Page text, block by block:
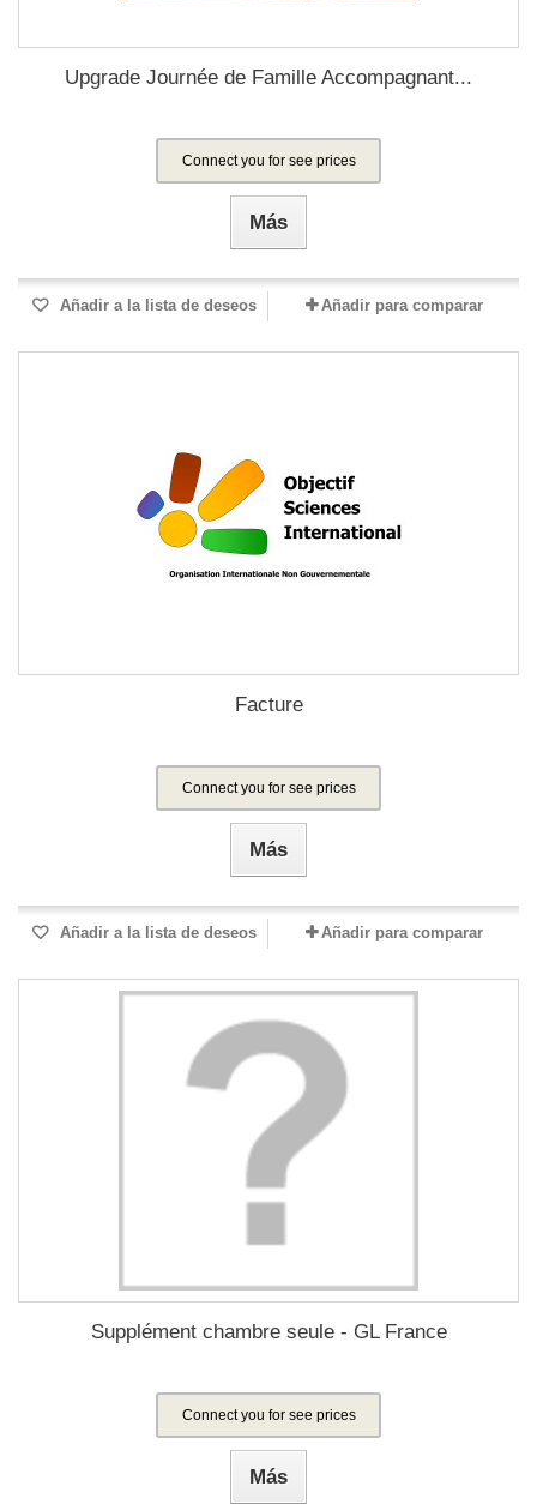
Upgrade Journée de Famille Accompagnant...
Connect you for see prices
Más
Añadir a la lista de deseos Añadir para comparar
Facture
Connect you for see prices
Más
Añadir a la lista de deseos Añadir para comparar
Supplément chambre seule - GL France
Connect you for see prices
Más